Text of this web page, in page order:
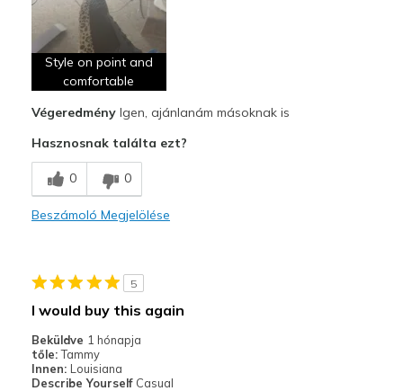
Attractive Design
Breathe Well
Comfortable
Durable
Stylish
Legjobb használat
Casual Wear
Width
Sizing
Feels true to size
View On Shoes
Style on point and
comfortable
VégeredményIgen, ajánlanám másoknak is
Hasznosnak találta ezt?
0 0
Beszámoló Megjelölése
5
I would buy this again
Beküldve 1 hónapja
tőle: Tammy
Innen: Louisiana
Describe Yourself Casual